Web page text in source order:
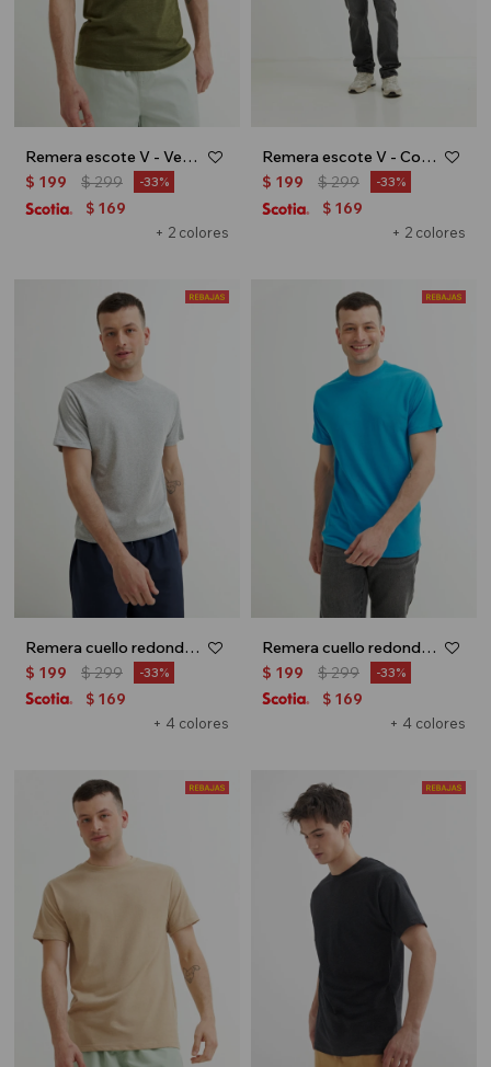
Remera escote V - Verde oliva
+ 2 colores
$ 199 $299 33
$ 169
Remera escote V - Coral
+ 2 colores
$ 199 $299 33
$ 169
Remera cuello redondo - Gris melange
+ 4 colores
$ 199 $299 33
$ 169
Remera cuello redondo - Azul francia
+ 4 colores
$ 199 $299 33
$ 169